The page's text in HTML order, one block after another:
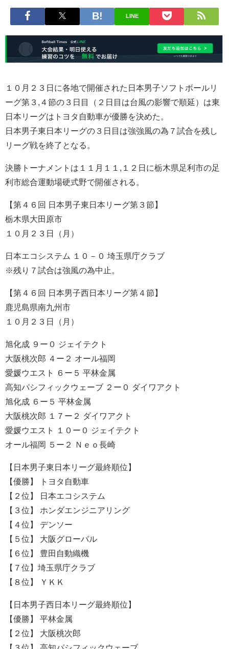
LINE
１０月２３日に各地で開催された日本男子ソフトボールリ
ーグ第３,４節の３日目（２日目は台風の影響で順延）は東
日本リーグはトヨタ自動車が優勝を決めた。
日本男子東日本リーグの３日目は強強風の為７試合を残し
リーグ戦を終了となる。
決勝トーナメントは１１月１１,１２日に栃木県足利市の足
利市総合運動場硬式野で開催される。
【第４６回 日本男子東日本リーグ第３節】
栃木県大田原市
１０月２３日（月）
日本エコシステム １０－０ 埼玉県庁クラブ
※残り７試合は強風の為中止。
【第４６回 日本男子西日本リーグ第４節】
鹿児島県南九州市
１０月２３日（月）
旭化成 ９ー０ ジェイテクト
大阪桃次郎 ４ー２ オール福岡
愛媛ウエスト ６ー５ 平林金属
高知パシフィックウェーブ ２ー０ ダイワアクト
旭化成 ６ー５ 平林金属
大阪桃次郎 １７ー２ ダイワアクト
愛媛ウエスト １０ー０ ジェイテクト
オール福岡 ５ー２ Ｎｅｏ長崎
【日本男子東日本リーグ最終順位】
【優勝】 トヨタ自動車
【２位】 日本エコシステム
【３位】 ホンダエンジニアリング
【４位】 デンソー
【５位】 大阪グローバル
【６位】 豊田自動織機
【７位】埼玉県庁クラブ
【８位】 ＹＫＫ
【日本男子西日本リーグ最終順位】
【優勝】 平林金属
【２位】 大阪桃次郎